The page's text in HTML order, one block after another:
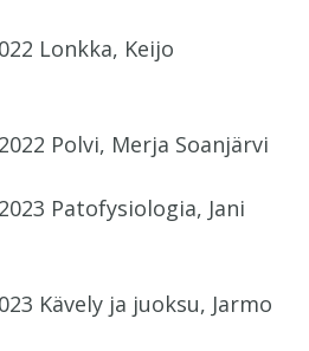
Lonkka, Keijo
Polvi, Merja Soanjärvi
Patofysiologia, Jani
Kävely ja juoksu, Jarmo